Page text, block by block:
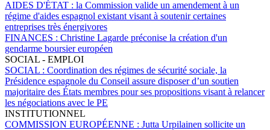
AIDES D'ÉTAT : la Commission valide un amendement à un
régime d'aides espagnol existant visant à soutenir certaines
entreprises très énergivores
FINANCES : Christine Lagarde préconise la création d'un
gendarme boursier européen
SOCIAL - EMPLOI
SOCIAL : Coordination des régimes de sécurité sociale, la
Présidence espagnole du Conseil assure disposer d’un soutien
majoritaire des États membres pour ses propositions visant à relancer
les négociations avec le PE
INSTITUTIONNEL
COMMISSION EUROPÉENNE : Jutta Urpilainen sollicite un